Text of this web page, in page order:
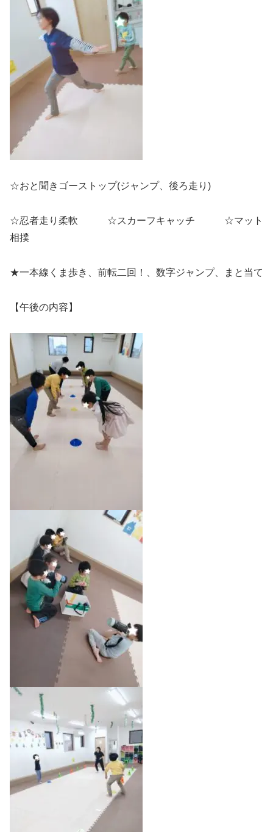
☆おと聞きゴーストップ(ジャンプ、後ろ走り)
☆忍者走り柔軟 ☆スカーフキャッチ ☆マット
相撲
★一本線くま歩き、前転二回！、数字ジャンプ、まと当て
【午後の内容】